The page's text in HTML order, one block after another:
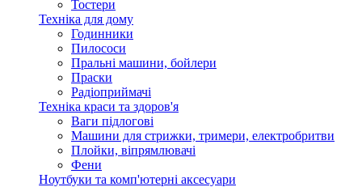
Тостери
Техніка для дому
Годинники
Пилососи
Пральні машини, бойлери
Праски
Радіоприймачі
Техніка краси та здоров'я
Ваги підлогові
Машини для стрижки, тримери, електробритви
Плойки, віпрямлювачі
Фени
Ноутбуки та комп'ютерні аксесуари